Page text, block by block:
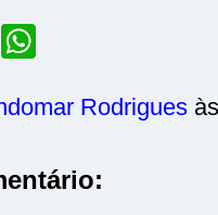
M
e
s
A
Rodrigues